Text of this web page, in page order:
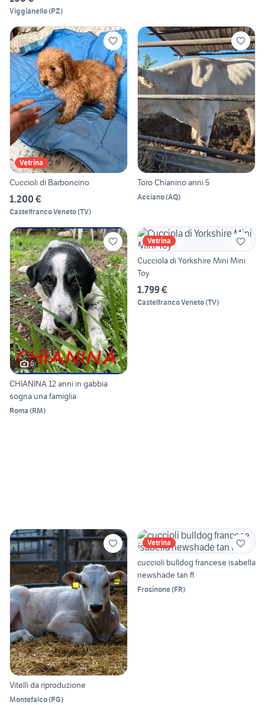
Viggianello(PZ)
Vetrina
Cuccioli di Barboncino
1.200 €
Castelfranco Veneto(TV)
Toro Chianino anni 5
Acciano(AQ)
6
CHIANINA 12 anni in gabbia
sogna una famiglia
Roma (RM)
Vetrina
Cucciola di Yorkshire Mini Mini
Toy
1.799 €
Castelfranco Veneto(TV)
Vitelli da riproduzione
Montefalco(PG)
Vetrina
cuccioli bulldog francese isabella
newshade tan fl
Frosinone(FR)